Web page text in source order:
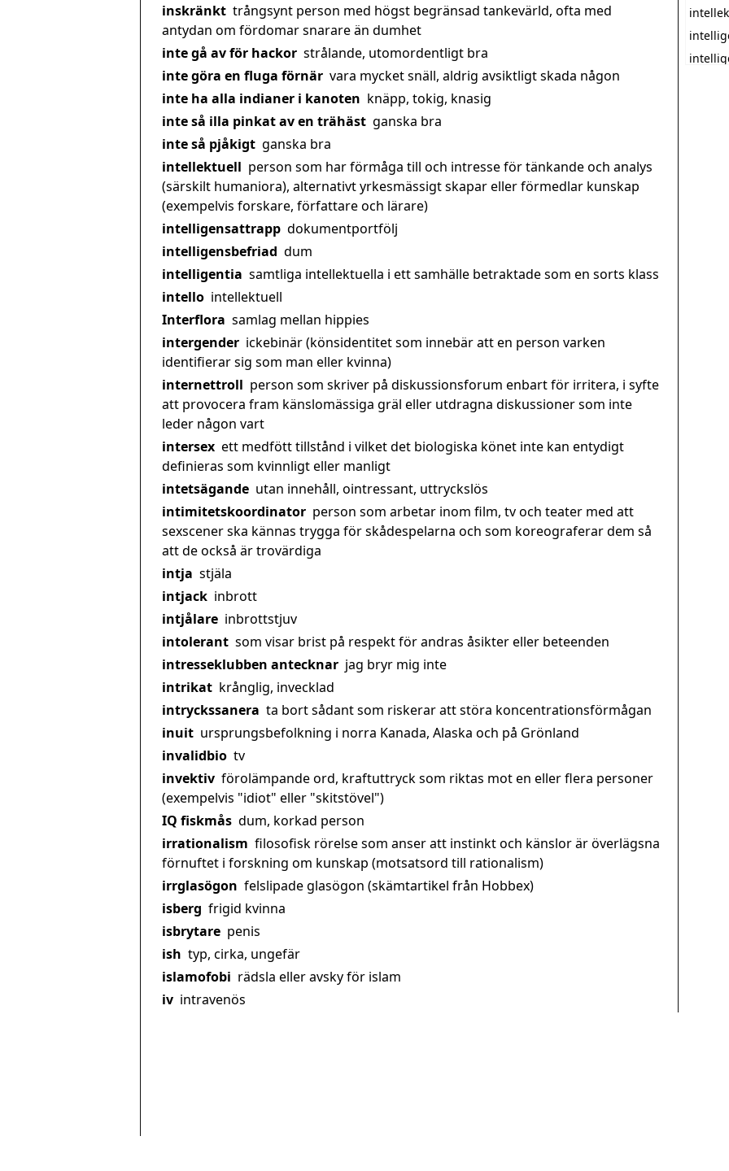
inskränkt trångsynt person med högst begränsad tankevärld, ofta med
antydan om fördomar snarare än dumhet
inte gå av för hackor strålande, utomordentligt bra
inte göra en fluga förnär vara mycket snäll, aldrig avsiktligt skada någon
inte ha alla indianer i kanoten knäpp, tokig, knasig
inte så illa pinkat av en trähäst ganska bra
inte så pjåkigt ganska bra
intellektuell person som har förmåga till och intresse för tänkande och analys
(särskilt humaniora), alternativt yrkesmässigt skapar eller förmedlar kunskap
(exempelvis forskare, författare och lärare)
intelligensattrapp dokumentportfölj
intelligensbefriad dum
intelligentia samtliga intellektuella i ett samhälle betraktade som en sorts klass
intello intellektuell
Interflora samlag mellan hippies
intergender ickebinär (könsidentitet som innebär att en person varken
identifierar sig som man eller kvinna)
internettroll person som skriver på diskussionsforum enbart för irritera, i syfte
att provocera fram känslomässiga gräl eller utdragna diskussioner som inte
leder någon vart
intersex ett medfött tillstånd i vilket det biologiska könet inte kan entydigt
definieras som kvinnligt eller manligt
intetsägande utan innehåll, ointressant, uttryckslös
intimitetskoordinator person som arbetar inom film, tv och teater med att
sexscener ska kännas trygga för skådespelarna och som koreograferar dem så
att de också är trovärdiga
intja stjäla
intjack inbrott
intjålare inbrottstjuv
intolerant som visar brist på respekt för andras åsikter eller beteenden
intresseklubben antecknar jag bryr mig inte
intrikat krånglig, invecklad
intryckssanera ta bort sådant som riskerar att störa koncentrationsförmågan
inuit ursprungsbefolkning i norra Kanada, Alaska och på Grönland
invalidbio tv
invektiv förolämpande ord, kraftuttryck som riktas mot en eller flera personer
(exempelvis "idiot" eller "skitstövel")
IQ fiskmås dum, korkad person
irrationalism filosofisk rörelse som anser att instinkt och känslor är överlägsna
förnuftet i forskning om kunskap (motsatsord till rationalism)
irrglasögon felslipade glasögon (skämtartikel från Hobbex)
isberg frigid kvinna
isbrytare penis
ish typ, cirka, ungefär
islamofobi rädsla eller avsky för islam
iv intravenös